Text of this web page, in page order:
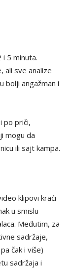
i 5 minuta.
ali sve analize
bolji angažman i
po priči,
mogu da
ili sajt kampa.
klipovi kraći
u smislu
Međutim, za
sadržaje,
čak i više)
sadržaja i